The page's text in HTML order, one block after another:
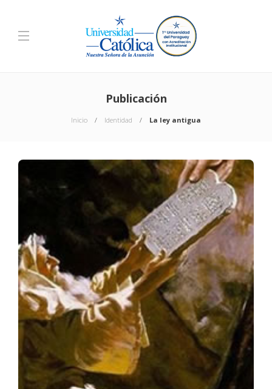
Publicación
Inicio Identidad La ley antigua